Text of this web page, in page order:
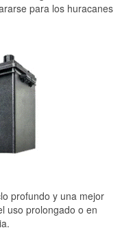
para los huracanes
profundo y una mejor
uso prolongado o en